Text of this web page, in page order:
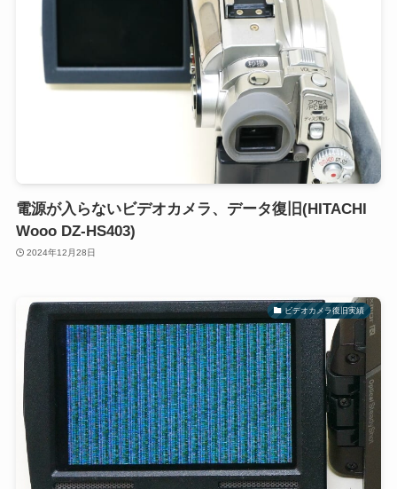
電源が入らないビデオカメラ、データ復旧(HITACHI
Wooo DZ-HS403)
2024年12月28日
ビデオカメラ復旧実績